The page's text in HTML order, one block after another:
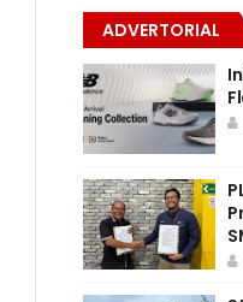
ADVERTORIAL